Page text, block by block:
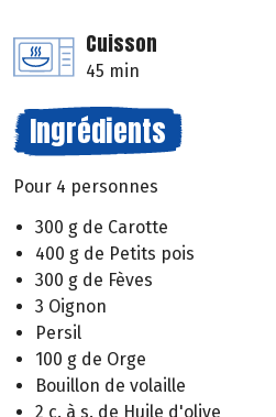
Cuisson
45 min
Ingrédients
Pour 4 personnes
300 g de Carotte
400 g de Petits pois
300 g de Fèves
3 Oignon
Persil
100 g de Orge
Bouillon de volaille
2 c. à s. de Huile d'olive